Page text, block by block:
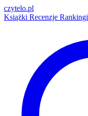
czytelo.pl
Książki Recenzje Rankingi